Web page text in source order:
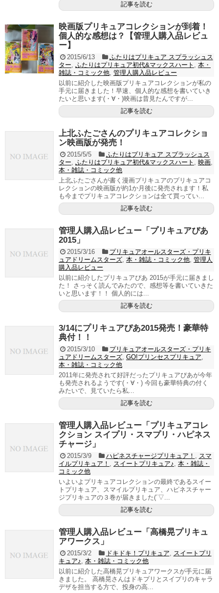
記事を読む
映画版プリキュアコレクションが到着！
個人的な感想は？【管理人購入品レビュ
ー】
2015/6/13
ふたりはプリキュア スプラッシュス
ター, ふたりはプリキュア初代&マックスハート , 本・
雑誌・コミック他, 管理人購入品レビュー
以前に紹介した映画版プリキュアコレクションが私の
手元に届きました！早速、個人的な感想を書いていき
たいと思います(・∀・)映画は昔見たんですが...
記事を読む
上北ふたごさんのプリキュアコレクショ
ン映画版が発売！
2015/5/5
ふたりはプリキュア スプラッシュス
ター, ふたりはプリキュア初代&マックスハート , 映画,
本・雑誌・コミック他
上北ふたごさんが書く漫画プリキュアのプリキュアコ
レクションの映画版が約1か月後に発売されます！私
も今までプリキュアコレクションは全て買ってい...
記事を読む
管理人購入品レビュー「プリキュアぴあ
2015」
2015/3/16
プリキュアオールスターズ・プリキ
ュアドリームスターズ, 本・雑誌・コミック他, 管理人
購入品レビュー
以前に紹介したプリキュアぴあ 2015が手元に届きまし
た！ さっそく読んでみたので、感想等を書いていきた
いと思います！！ 個人的には...
記事を読む
3/14にプリキュアぴあ2015発売！豪華特
典付！！
2015/3/10
プリキュアオールスターズ・プリキ
ュアドリームスターズ, GO!プリンセスプリキュア,
本・雑誌・コミック他
2011年に発売されて好評だったプリキュアぴあが今年
も発売されるようです(・∀・) 今回も豪華特典の付く
みたいで、見ていたら私...
記事を読む
管理人購入品レビュー「プリキュアコレ
クション スイプリ・スマプリ・ハピネス
チャージ」
2015/3/9 ハピネスチャージプリキュア！ , スマ
イルプリキュア！ , スイートプリキュア♪, 本・雑誌・
コミック他
いよいよプリキュアコレクションの最終であるスイー
トプリキュア、スマイルプリキュア、ハピネスチャー
ジプリキュアの３巻が届きました(´▽...
記事を読む
管理人購入品レビュー「高橋晃プリキュ
アワークス」
2015/3/2 ドキドキ！プリキュア, スイートプリ
キュア♪, 本・雑誌・コミック他
以前に紹介した高橋晃プリキュアワークスが手元に届
きました。 高橋晃さんはドキプリとスイプリのキャラ
デザを担当する方で、投身の高...